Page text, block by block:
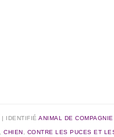
| IDENTIFIÉANIMAL DE COMPAGNIE
,CHIEN CONTRE LES PUCES ET